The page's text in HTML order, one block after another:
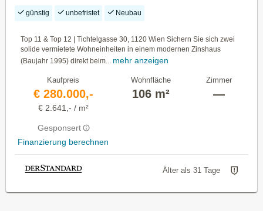
günstig unbefristet Neubau
Top 11 & Top 12 | Tichtelgasse 30, 1120 Wien Sichern Sie sich zwei
solide vermietete Wohneinheiten in einem modernen Zinshaus
(Baujahr 1995) direkt beim...
mehr anzeigen
Kaufpreis
€ 280.000,-
€ 2.641,- / m²
Gesponsert
Finanzierung berechnen
Wohnfläche
106 m²
Zimmer
—
Älter als 31 Tage